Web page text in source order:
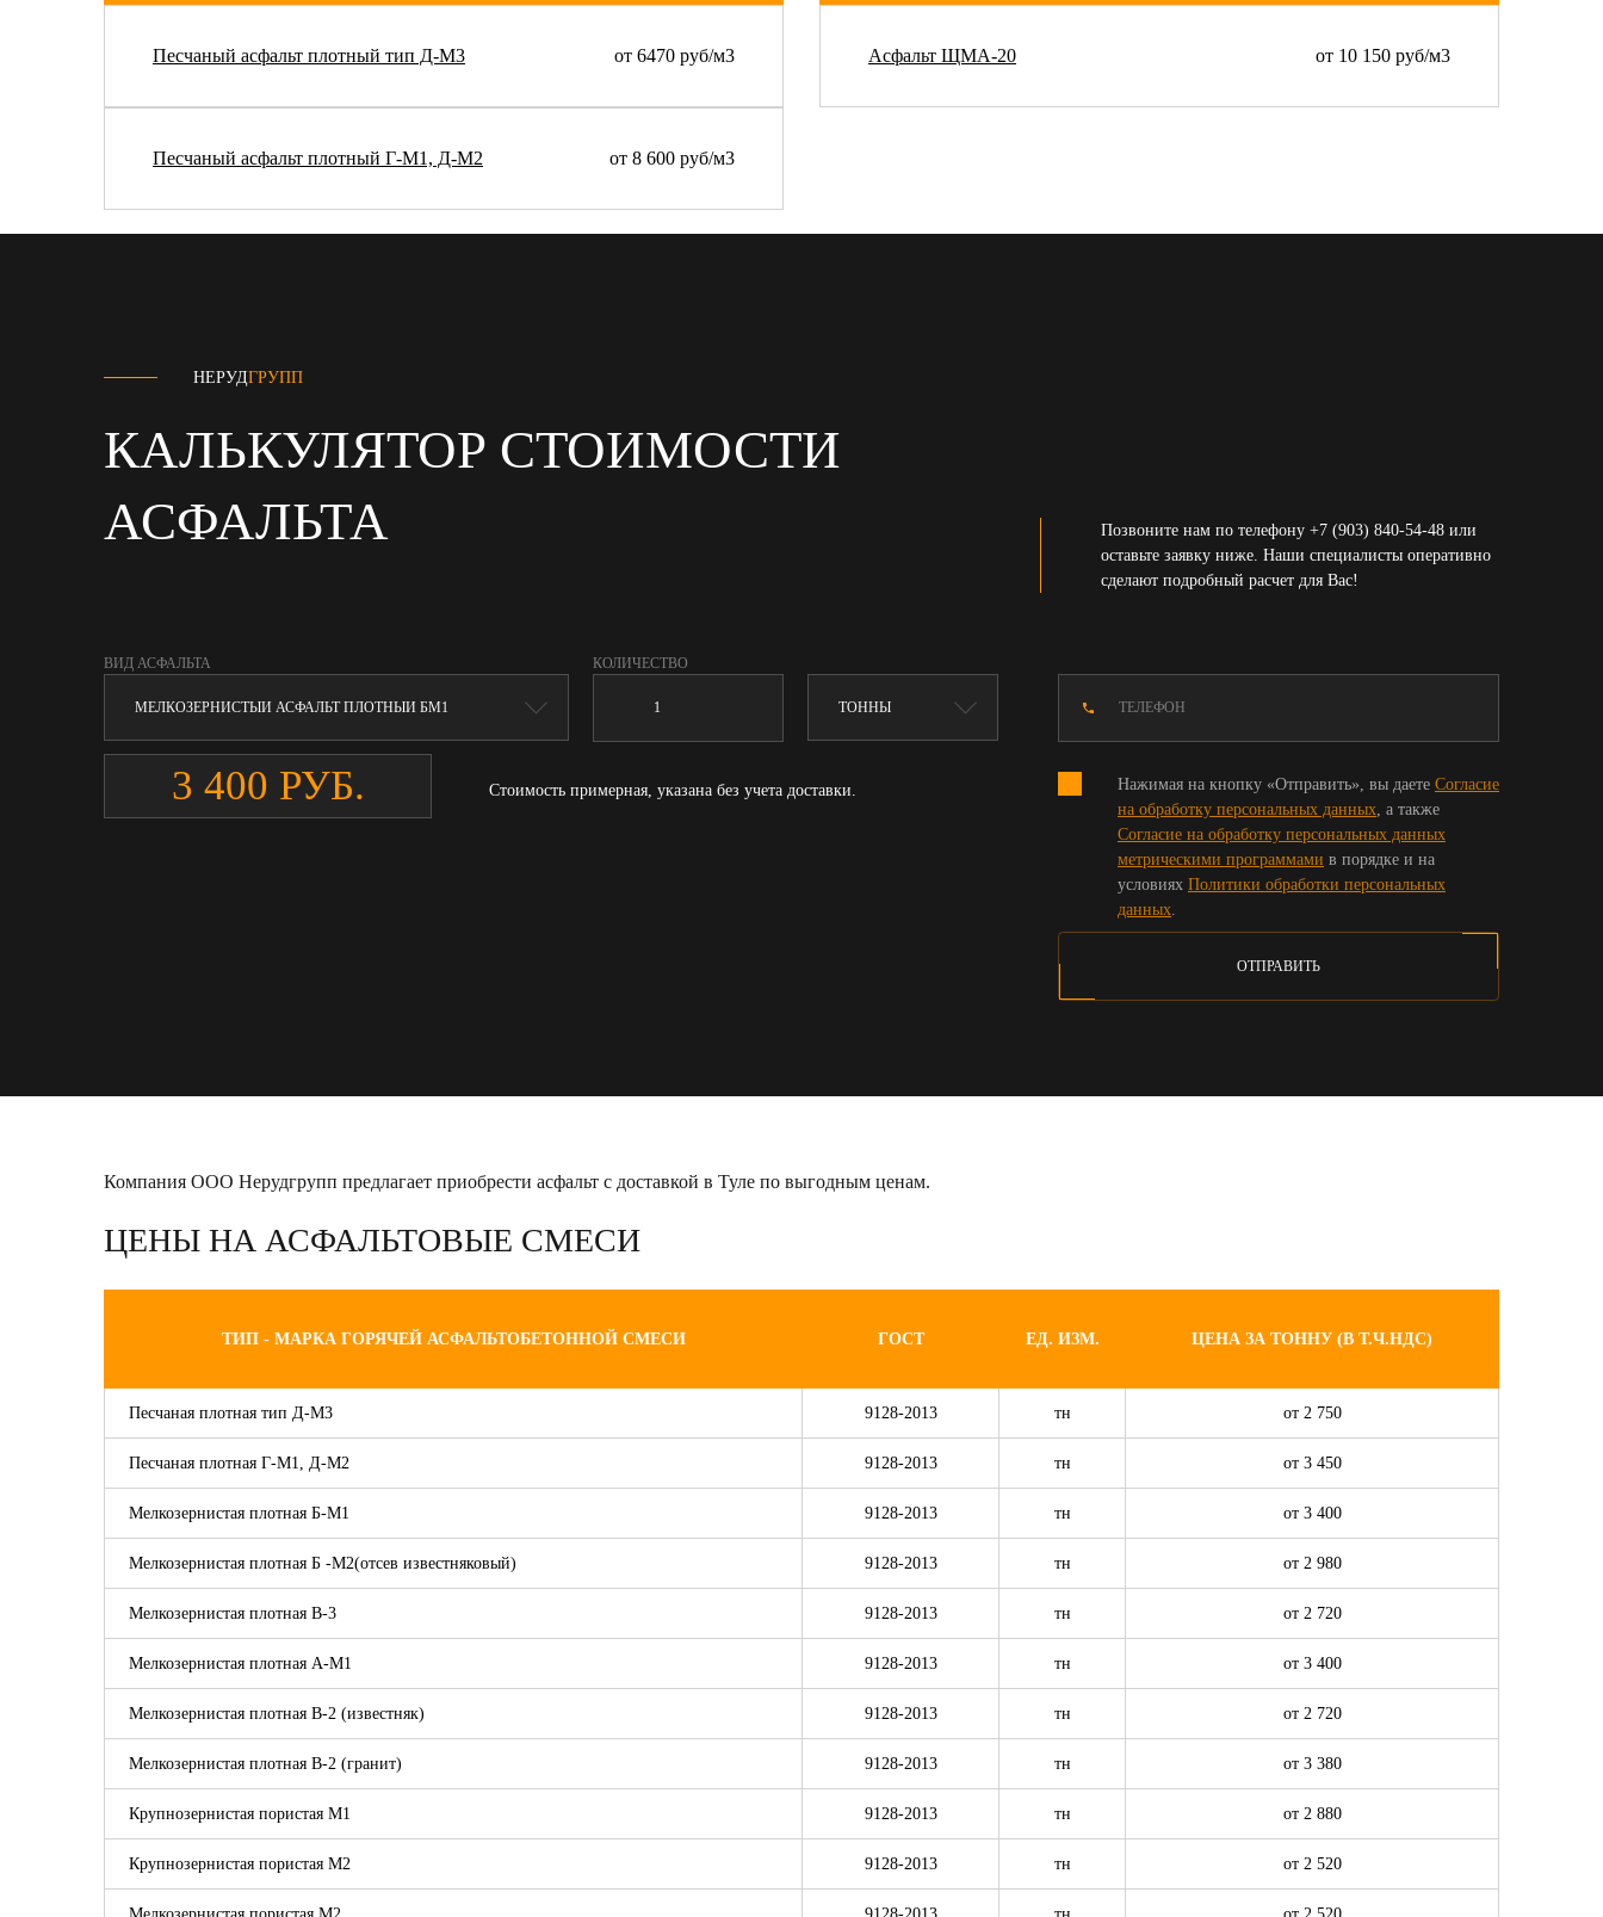
Песчаный асфальт плотный тип Д-М3 от 6470 руб/м3
Песчаный асфальт плотный Г-М1, Д-М2 от 8 600 руб/м3
Асфальт ЩМА-20 от 10 150 руб/м3
НЕРУДГРУПП
КАЛЬКУЛЯТОР СТОИМОСТИ
АСФАЛЬТА
Позвоните нам по телефону +7 (903) 840-54-48 или
оставьте заявку ниже. Наши специалисты оперативно
сделают подробный расчет для Вас!
ВИД АСФАЛЬТА КОЛИЧЕСТВО
Стоимость примерная, указана без учета доставки. Нажимая на кнопку «Отправить», вы даете Согласие
на обработку персональных данных , а также
Согласие на обработку персональных данных
метрическими программами в порядке и на
условиях Политики обработки персональных
данных
ОТПРАВИТЬ
Компания ООО Нерудгрупп предлагает приобрести асфальт с доставкой в Туле по выгодным ценам.
ЦЕНЫ НА АСФАЛЬТОВЫЕ СМЕСИ
ТИП - МАРКА ГОРЯЧЕЙ АСФАЛЬТОБЕТОННОЙ СМЕСИ ГОСТ ЕД. ИЗМ. ЦЕНА ЗА ТОННУ (В Т.Ч.НДС)
Песчаная плотная тип Д-М3 9128-2013 тн от 2 750
Песчаная плотная Г-М1, Д-М2 9128-2013 тн от 3 450
Мелкозернистая плотная Б-М1 9128-2013 тн от 3 400
Мелкозернистая плотная Б -М2(отсев известняковый) 9128-2013 тн от 2 980
Мелкозернистая плотная В-3 9128-2013 тн от 2 720
Мелкозернистая плотная А-М1 9128-2013 тн от 3 400
Мелкозернистая плотная В-2 (известняк) 9128-2013 тн от 2 720
Мелкозернистая плотная В-2 (гранит) 9128-2013 тн от 3 380
Крупнозернистая пористая М1 9128-2013 тн от 2 880
Крупнозернистая пористая М2 9128-2013 тн от 2 520